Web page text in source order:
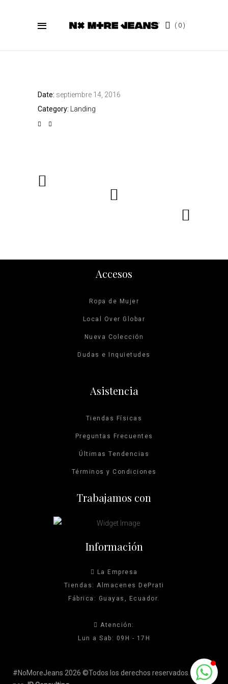
0
Date: septiembre 14, 2016
Category: Landing
Accesos
Ropa de Mujer
Local Over Globar
Nueva Colección
Dudas e Inquietudes
Asistencia
Tiendas Físicas
Preguntas Frecuentes
Últimas Tendencias
Términos y Condiciones
Trabajamos con
Información
La Empresa
Tiendas: Almacenes DePrati
Fábrica: Guayas, Ecuador.
Atención:
Lun a Sab: 09H - 17H
#NoMoreJeans 2026 ©Todos los derechos reservados. Hecho